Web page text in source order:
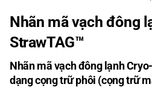
Nhãn mã vạch đông
StrawTAG™
Nhãn mã vạch đông lạnh
dạng cọng trữ phôi (cọng trữ